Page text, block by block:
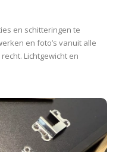
en schitteringen te
en foto’s vanuit alle
Lichtgewicht en